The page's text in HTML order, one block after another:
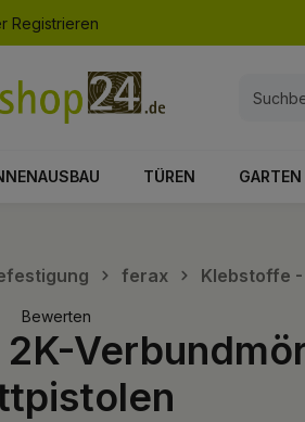
springen
Registrieren
TÜREN GARTEN
ferax Klebstoffe
Bewertung von 0 von 5 Sternen
Bewerten
2K-